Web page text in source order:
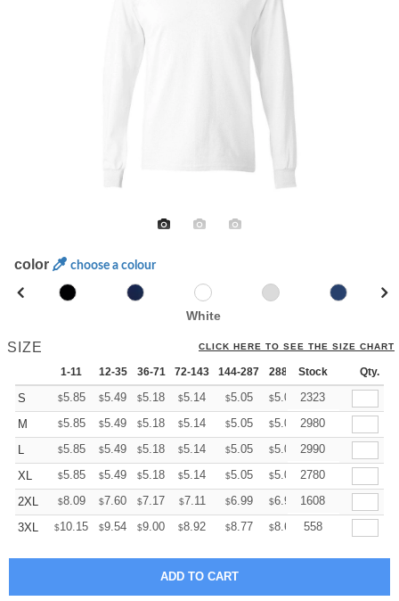
color choose a colour
White
SIZE CLICK HERE TO SEE THE SIZE CHART
1-11 12-35 36-71 72-143 144-287 288 + More
Stock Qty.
S $5.85 $5.49 $5.18 $5.14 $5.05 $5.01 +
2323
M
$5.85 $5.49 $5.18 $5.14 $5.05 $5.01 +
2980
L
$5.85 $5.49 $5.18 $5.14 $5.05 $5.01 +
2990
XL
$5.85 $5.49 $5.18 $5.14 $5.05 $5.01 +
2780
2XL
$8.09 $7.60 $7.17 $7.11 $6.99 $6.93 +
1608
3XL
$10.15 $9.54 $9.00 $8.92 $8.77 $8.69 +
558